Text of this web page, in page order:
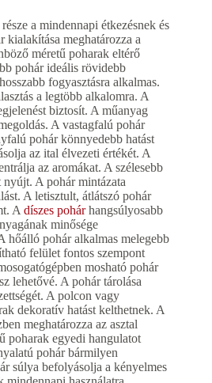
a mindennapi étkezésnek és
kialakítása meghatározza a
méretű poharak eltérő
pohár ideális rövidebb
fogyasztásra alkalmas.
a legtöbb alkalomra. A
biztosít. A műanyag
A vastagfalú pohár
pohár könnyedebb hatást
az ital élvezeti értékét. A
az aromákat. A szélesebb
nyújt. A pohár mintázata
A letisztult, átlátszó pohár
Adíszes pohárhangsúlyosabb
minősége
hőálló pohár alkalmas melegebb
felület fontos szempont
mosható pohár
lehetővé. A pohár tárolása
A polcon vagy
dekoratív hatást kelthetnek. A
meghatározza az asztal
poharak egyedi hangulatot
pohár bármilyen
súlya befolyásolja a kényelmes